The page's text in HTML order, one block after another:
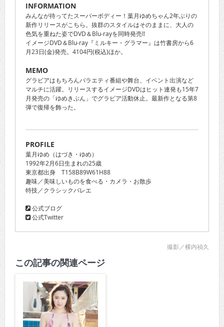
INFORMATION
みんなが待ってたスーパーボディー！葉月ゆめちゃん2年ぶりの
新作リリースがこちら。抜群のスタイルはそのままに、大人の
色気を重ねた姿でDVD＆Blu-rayを同時発売!!
イメージDVD＆Blu-ray『ミルキー・グラマー』は竹書房から6
月23日(金)発売。4104円(税込)ほか。
MEMO
グラビアはもちろんバラエティ番組や舞台、イベント出演など
マルチに活躍。リリースするイメージDVDはヒット連発も15年7
月発売の「ゆめきぶん」でグラビア活動休止。最新作となる第8
弾で復帰を飾った。
PROFILE
葉月ゆめ（はづき・ゆめ）
1992年2月6日生まれの25歳
東京都出身 T158B89W61H88
趣味／美味しいものを食べる・カメラ・お散歩
特技／クラシックバレエ
公式ブログ
公式Twitter
撮影／横内禎久
この記事の関連ページ